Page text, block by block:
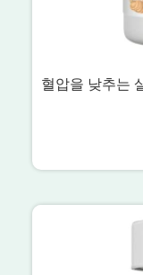
혈압을 낮추는